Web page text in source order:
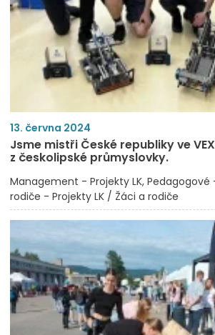
13. června 2024
Jsme mistři České republiky ve
z českolipské průmyslovky.
Management - Projekty LK Pedagogové
rodiče - Projekty LK / Žáci a rodiče